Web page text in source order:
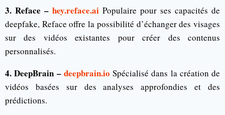
3. Reface – hey.reface.ai Populaire pour ses capacités de
deepfake, Reface offre la possibilité d’échanger des visages
sur des vidéos existantes pour créer des contenus
personnalisés.
4. DeepBrain – deepbrain.io Spécialisé dans la création de
vidéos basées sur des analyses approfondies et des
prédictions.